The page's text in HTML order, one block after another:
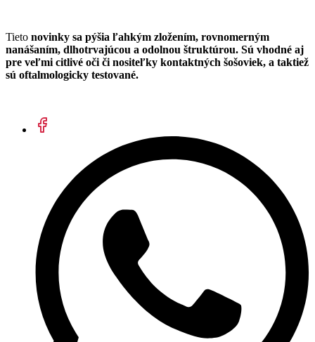
Tieto novinky sa pýšia ľahkým zložením, rovnomerným
nanášaním, dlhotrvajúcou a odolnou štruktúrou. Sú vhodné aj
pre veľmi citlivé oči či nositeľky kontaktných šošoviek, a taktiež
sú oftalmologicky testované.